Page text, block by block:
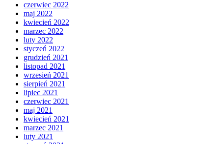
czerwiec 2022
maj 2022
kwiecień 2022
marzec 2022
luty 2022
styczeń 2022
grudzień 2021
listopad 2021
wrzesień 2021
sierpień 2021
lipiec 2021
czerwiec 2021
maj 2021
kwiecień 2021
marzec 2021
luty 2021